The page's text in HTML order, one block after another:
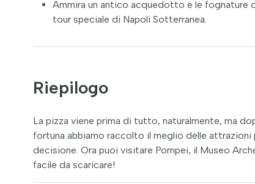
Ammira un antico acquedotto e le fognature
tour speciale di Napoli Sotterranea.
Riepilogo
La pizza viene prima di tutto, naturalmente, ma
fortuna abbiamo raccolto il meglio delle
decisione. Ora puoi visitare Pompei, il Museo
facile da scaricare!